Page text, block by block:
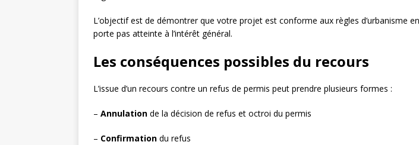
L’objectif est de démontrer que votre projet est conforme aux règles d’urbanisme
porte pas atteinte à l’intérêt général.
Les conséquences possibles du recours
L’issue d’un recours contre un refus de permis peut prendre plusieurs formes :
– Annulation de la décision de refus et octroi du permis
– Confirmation du refus